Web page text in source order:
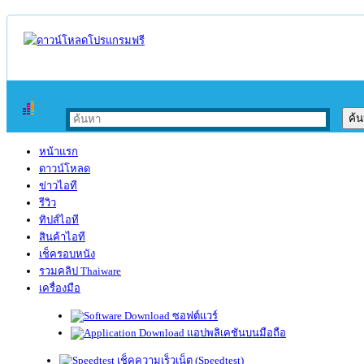
หน้าแรก
ดาวน์โหลด
ข่าวไอที
รีวิว
ทิปส์ไอที
สินค้าไอที
เช็ครอบหนัง
รวมคลิป Thaiware
เครื่องมือ
ซอฟต์แวร์
แอปพลิเคชันบนมือถือ
เช็คความเร็วเน็ต (Speedtest)